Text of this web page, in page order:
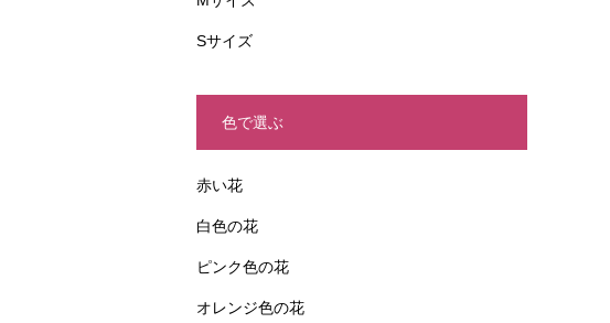
Sサイズ
色で選ぶ
赤い花
白色の花
ピンク色の花
オレンジ色の花